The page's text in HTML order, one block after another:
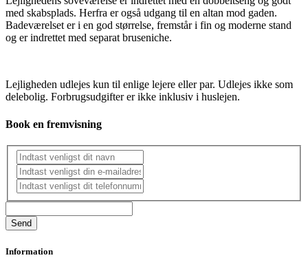
med skabsplads. Herfra er også udgang til en altan mod gaden.
Badeværelset er i en god størrelse, fremstår i fin og moderne stand
og er indrettet med separat bruseniche.
Lejligheden udlejes kun til enlige lejere eller par. Udlejes ikke som
delebolig. Forbrugsudgifter er ikke inklusiv i huslejen.
Book en fremvisning
Information